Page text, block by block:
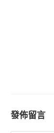
發佈留言